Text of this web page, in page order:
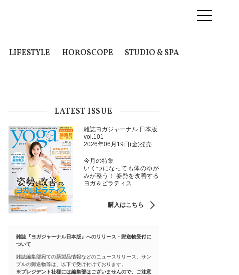
LIFESTYLE HOROSCOPE STUDIO & SPA
LATEST ISSUE
雑誌ヨガジャーナル 日本版
vol.101
2026年06月19日(金)発売
今月の特集
いくつになっても体のゆが
みが整う！ 姿勢を改善する
ヨガ＆ピラティス
購入はこちら
雑誌『ヨガジャーナル日本版』へのリリース・郵送物受付に
ついて
雑誌編集部宛ての新製品情報などのニュースリリース、サン
プルの郵送物等は、以下で受け付けております。
※プレジデント社様には編集部はございませんので、ご注意